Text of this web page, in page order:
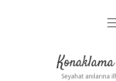
Yasal
Seyahat anılarına